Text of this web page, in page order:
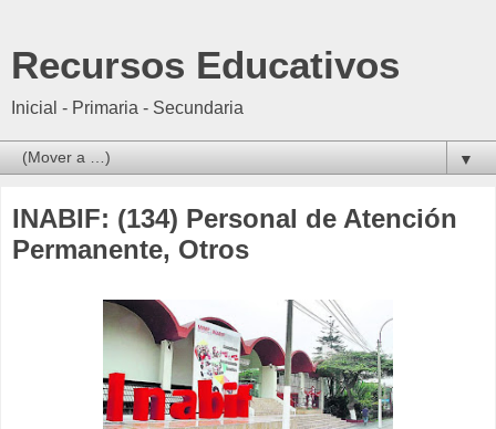
Recursos Educativos
Inicial - Primaria - Secundaria
▼
INABIF: (134) Personal de Atención
Permanente, Otros